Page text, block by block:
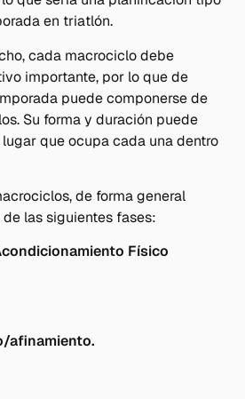
en triatlón.
cada macrociclo debe
importante, por lo que de
puede componerse de
Su forma y duración puede
que ocupa cada una dentro
de forma general
las siguientes fases:
Físico